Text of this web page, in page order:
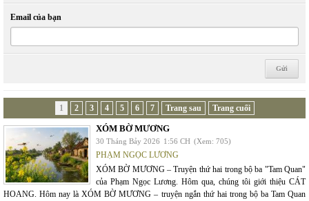
Email của bạn
1 2 3 4 5 6 7 Trang sau Trang cuối
XÓM BỜ MƯƠNG
30 Tháng Bảy 2026 1:56 CH (Xem: 705)
PHẠM NGỌC LƯƠNG
XÓM BỜ MƯƠNG – Truyện thứ hai trong bộ ba "Tam Quan"
của Phạm Ngọc Lương. Hôm qua, chúng tôi giới thiệu CÁT
HOANG. Hôm nay là XÓM BỜ MƯƠNG – truyện ngắn thứ hai trong bộ ba Tam Quan